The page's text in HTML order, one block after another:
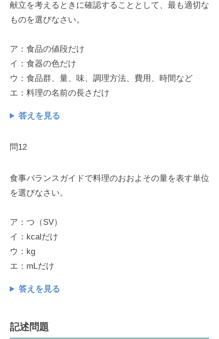
献立を考えるときに確認することとして、最も適切な
ものを選びなさい。
ア：食品の値段だけ
イ：食器の色だけ
ウ：食品群、量、味、調理方法、費用、時間など
エ：料理の名前の長さだけ
答えを見る
問12
食事バランスガイドで料理のおおよその量を表す単位
を選びなさい。
ア：つ（SV）
イ：kcalだけ
ウ：kg
エ：mLだけ
答えを見る
記述問題